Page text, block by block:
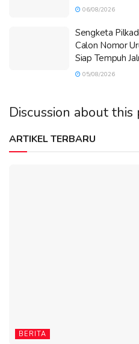
06/08/2026
Sengketa
Calon Nomor
Siap Tempuh
05/08/2026
Discussion about this
ARTIKEL TERBARU
BERITA